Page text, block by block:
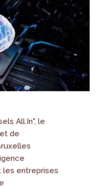
All.In", le
de
les entreprises